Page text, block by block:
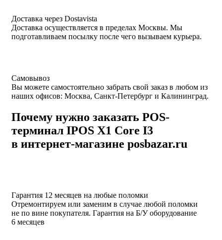
Доставка через Dostavista
Доставка осуществляется в пределах Москвы. Мы
подготавливаем посылку после чего вызываем курьера.
Самовывоз
Вы можете самостоятельно забрать свой заказ в любом из
наших офисов: Москва, Санкт-Петербург и Калининград.
Почему нужно заказать POS-
терминал IPOS X1 Core I3
в интернет-магазине posbazar.ru
Гарантия 12 месяцев на любые поломки
Отремонтируем или заменим в случае любой поломки
не по вине покупателя. Гарантия на Б/У оборудование
6 месяцев